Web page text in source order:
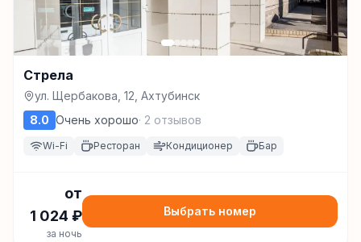
Стрела
ул. Щербакова, 12, Ахтубинск
8.0 Очень хорошо· 2 отзывов
Wi-Fi Ресторан Кондиционер Бар
от
1 024 ₽
за ночь
Выбрать номер